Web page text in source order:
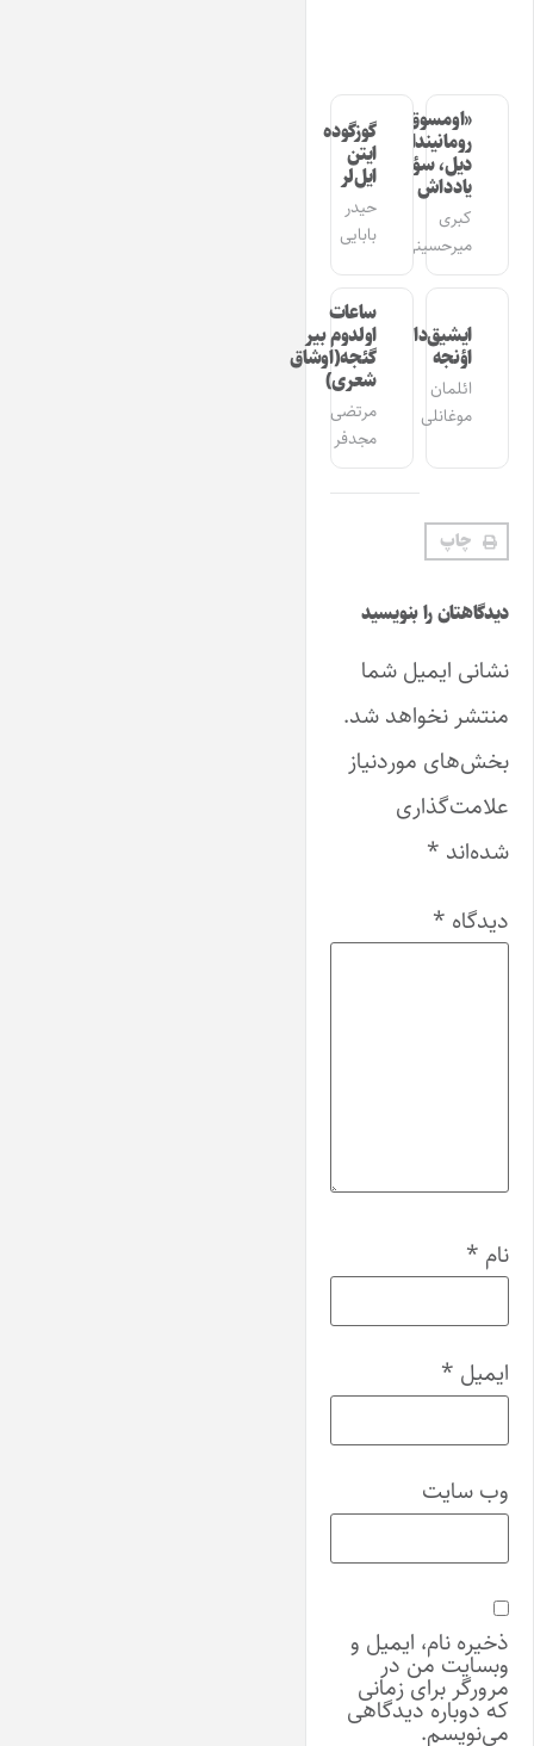
«اومسوق»
رومانیندا
دیل، سؤز،
یادداش
کبری
میرحسینی
گوزگوده
ایتن
ایل‌لر
حیدر
بابایی
ایشیق‌دان
اؤنجه
ائلمان
موغانلی
ساعات
اولدوم بیر
گئجه(اوشاق
شعری)
مرتضی
مجدفر
چاپ
دیدگاهتان را بنویسید
نشانی ایمیل شما
منتشر نخواهد شد.
بخش‌های موردنیاز
علامت‌گذاری
شده‌اند *
دیدگاه *
نام *
ایمیل *
وب‌ سایت
ذخیره نام، ایمیل و
وبسایت من در
مرورگر برای زمانی
که دوباره دیدگاهی
می‌نویسم.